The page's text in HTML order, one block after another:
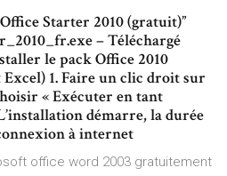
Starter 2010 (gratuit)”
– Téléchargé
le pack Office 2010
1. Faire un clic droit sur
« Exécuter en tant
démarre, la durée
à internet
office word 2003 gratuitement